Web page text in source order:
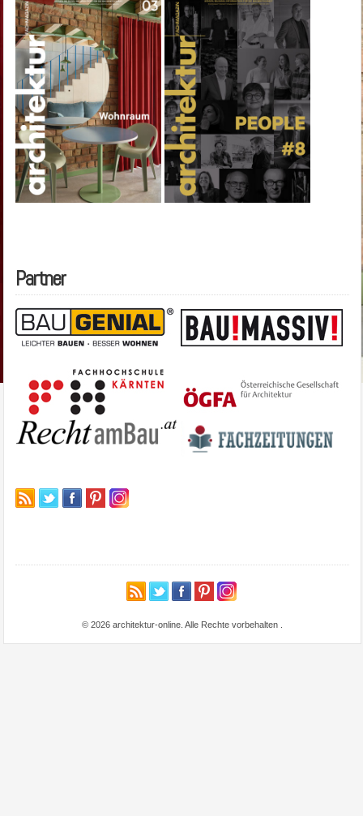
Partner
© 2026 architektur-online. Alle Rechte vorbehalten .